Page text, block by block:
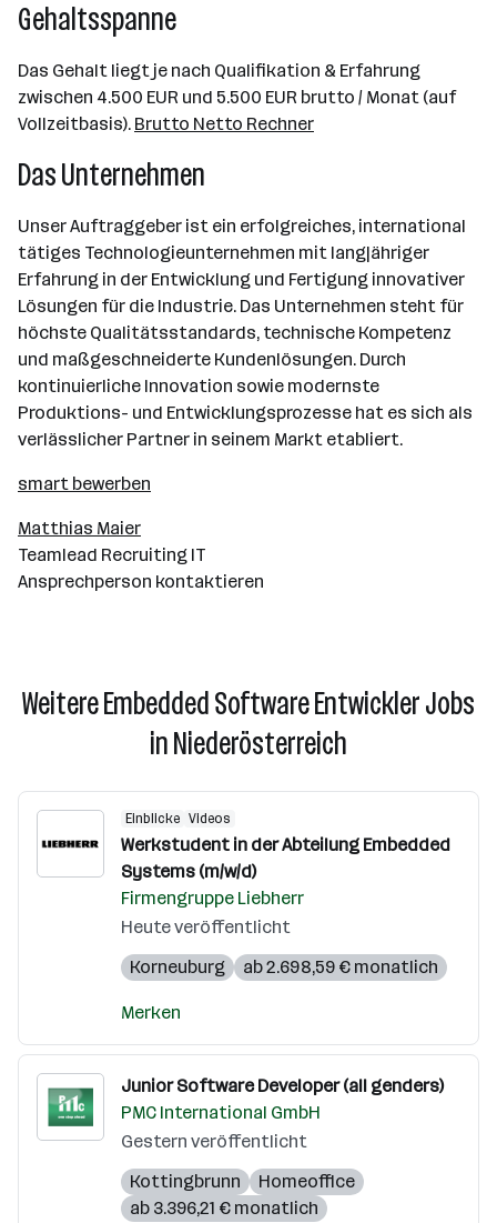
Gehaltsspanne
Das Gehalt liegt je nach Qualifikation & Erfahrung
zwischen 4.500 EUR und 5.500 EUR brutto / Monat (auf
Vollzeitbasis). Brutto Netto Rechner
Das Unternehmen
Unser Auftraggeber ist ein erfolgreiches, international
tätiges Technologieunternehmen mit langjähriger
Erfahrung in der Entwicklung und Fertigung innovativer
Lösungen für die Industrie. Das Unternehmen steht für
höchste Qualitätsstandards, technische Kompetenz
und maßgeschneiderte Kundenlösungen. Durch
kontinuierliche Innovation sowie modernste
Produktions- und Entwicklungsprozesse hat es sich als
verlässlicher Partner in seinem Markt etabliert.
smart bewerben
Matthias Maier
Teamlead Recruiting IT
Ansprechperson kontaktieren
Weitere Embedded Software Entwickler Jobs
in Niederösterreich
Einblicke Videos
Werkstudent in der Abteilung Embedded
Systems (m/w/d)
Firmengruppe Liebherr
Heute veröffentlicht
Korneuburg
ab 2.698,59 € monatlich
Merken
Junior Software Developer (all genders)
PMC International GmbH
Gestern veröffentlicht
Kottingbrunn
Homeoffice
ab 3.396,21 € monatlich